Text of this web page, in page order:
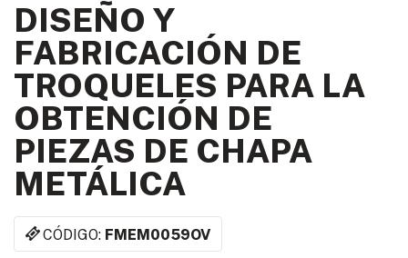
DISEÑO Y
FABRICACIÓN DE
TROQUELES PARA LA
OBTENCIÓN DE
PIEZAS DE CHAPA
METÁLICA
CÓDIGO: FMEM0059OV